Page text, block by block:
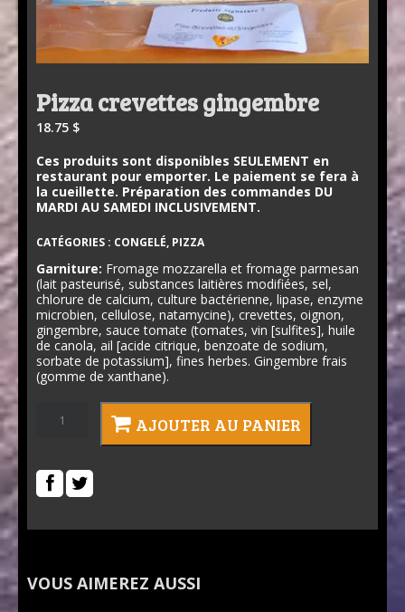
Pizza crevettes gingembre
18.75 $
Ces produits sont disponibles SEULEMENT en
restaurant pour emporter. Le paiement se fera à
la cueillette. Préparation des commandes DU
MARDI AU SAMEDI INCLUSIVEMENT.
CATÉGORIES : CONGELÉ, PIZZA
Garniture: Fromage mozzarella et fromage parmesan
(lait pasteurisé, substances laitières modifiées, sel,
chlorure de calcium, culture bactérienne, lipase, enzyme
microbien, cellulose, natamycine), crevettes, oignon,
gingembre, sauce tomate (tomates, vin [sulfites], huile
de canola, ail [acide citrique, benzoate de sodium,
sorbate de potassium], fines herbes. Gingembre frais
(gomme de xanthane).
gingembre
AJOUTER AU PANIER
VOUS AIMEREZ AUSSI